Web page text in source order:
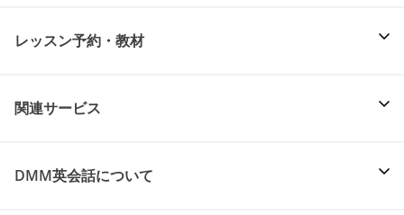
レッスン予約・教材
関連サービス
DMM英会話について